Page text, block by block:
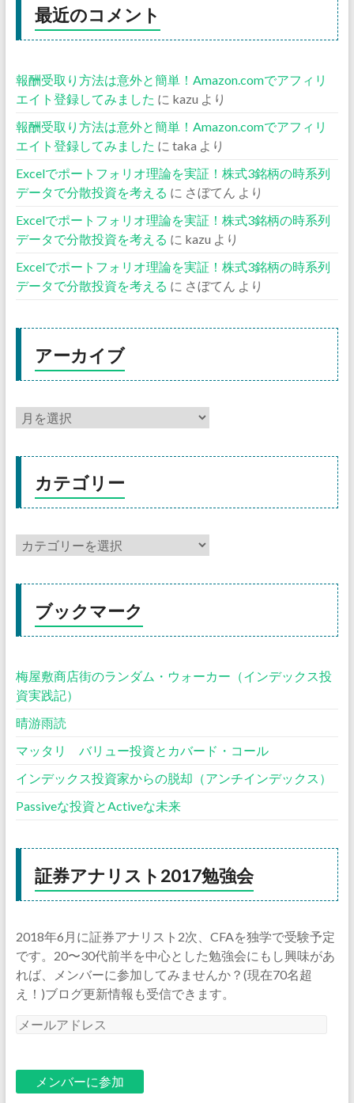
最近のコメント
報酬受取り方法は意外と簡単！Amazon.comでアフィリ
エイト登録してみました に kazu より
報酬受取り方法は意外と簡単！Amazon.comでアフィリ
エイト登録してみました に taka より
Excelでポートフォリオ理論を実証！株式3銘柄の時系列
データで分散投資を考える に さぼてん より
Excelでポートフォリオ理論を実証！株式3銘柄の時系列
データで分散投資を考える に kazu より
Excelでポートフォリオ理論を実証！株式3銘柄の時系列
データで分散投資を考える に さぼてん より
アーカイブ
カテゴリー
ブックマーク
梅屋敷商店街のランダム・ウォーカー（インデックス投
資実践記）
晴游雨読
マッタリ バリュー投資とカバード・コール
インデックス投資家からの脱却（アンチインデックス）
Passiveな投資とActiveな未来
証券アナリスト2017勉強会
2018年6月に証券アナリスト2次、CFAを独学で受験予定
です。20〜30代前半を中心とした勉強会にもし興味があ
れば、メンバーに参加してみませんか？(現在70名超
え！)ブログ更新情報も受信できます。
メ